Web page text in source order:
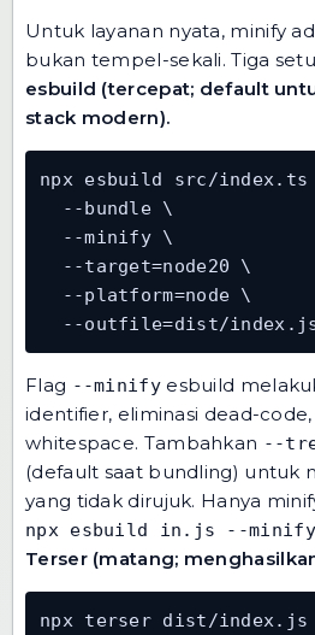
Untuk layanan nyata, minify
bukan tempel-sekali. Tiga
esbuild (tercepat; default
stack modern).
npx esbuild src/
  --bundle \
  --minify \
  --target=node20 \
  --platform=node \
--outfile=dist/
Flag --minifyesbuild
identifier, eliminasi dead-
whitespace. Tambahkan --
(default saat bundling) untuk
yang tidak dirujuk. Hanya
npx esbuild in.js --
Terser (matang;
npx terser dist/